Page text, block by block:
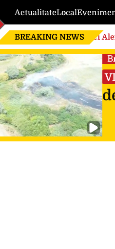
ActualitateLocal
BREAKING NEWS Nici
de